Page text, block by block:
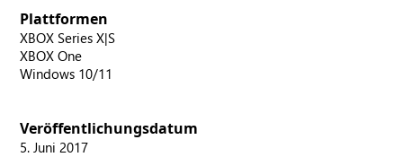
Plattformen
XBOX Series X|S
XBOX One
Windows 10/11
Veröffentlichungsdatum
5. Juni 2017